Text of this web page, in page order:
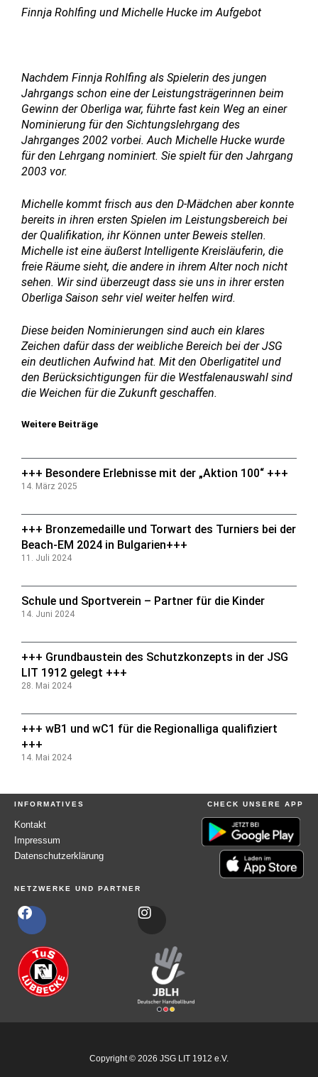
Weitere Beiträge
+++ Besondere Erlebnisse mit der „Aktion 100“ +++
14. März 2025
+++ Bronzemedaille und Torwart des Turniers bei der
Beach-EM 2024 in Bulgarien+++
11. Juli 2024
Schule und Sportverein – Partner für die Kinder
14. Juni 2024
+++ Grundbaustein des Schutzkonzepts in der JSG
LIT 1912 gelegt +++
28. Mai 2024
+++ wB1 und wC1 für die Regionalliga qualifiziert
+++
14. Mai 2024
Finnja Rohlfing und Michelle Hucke im Aufgebot
Nachdem Finnja Rohlfing als Spielerin des jungen
Jahrgangs schon eine der Leistungsträgerinnen beim
Gewinn der Oberliga war, führte fast kein Weg an einer
Nominierung für den Sichtungslehrgang des
Jahrganges 2002 vorbei. Auch Michelle Hucke wurde
für den Lehrgang nominiert. Sie spielt für den Jahrgang
2003 vor.
Michelle kommt frisch aus den D-Mädchen aber konnte
bereits in ihren ersten Spielen im Leistungsbereich bei
der Qualifikation, ihr Können unter Beweis stellen.
Michelle ist eine äußerst Intelligente Kreisläuferin, die
freie Räume sieht, die andere in ihrem Alter noch nicht
sehen. Wir sind überzeugt dass sie uns in ihrer ersten
Oberliga Saison sehr viel weiter helfen wird.
Diese beiden Nominierungen sind auch ein klares
Zeichen dafür dass der weibliche Bereich bei der JSG
ein deutlichen Aufwind hat. Mit den Oberligatitel und
den Berücksichtigungen für die Westfalenauswahl sind
die Weichen für die Zukunft geschaffen.
INFORMATIVES
Kontakt
Impressum
Datenschutzerklärung
CHECK UNSERE APP
NETZWERKE UND PARTNER
F
e
b
o
o
t
a
g
r
a
m
Copyright © 2026 JSG LIT 1912 e.V.